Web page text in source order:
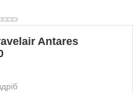
Antares